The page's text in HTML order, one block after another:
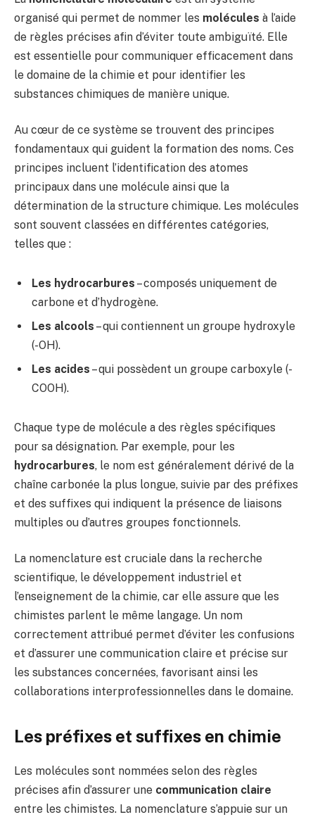
organisé qui permet de nommer les molécules à l’aide
de règles précises afin d’éviter toute ambiguïté. Elle
est essentielle pour communiquer efficacement dans
le domaine de la chimie et pour identifier les
substances chimiques de manière unique.
Au cœur de ce système se trouvent des principes
fondamentaux qui guident la formation des noms. Ces
principes incluent l’identification des atomes
principaux dans une molécule ainsi que la
détermination de la structure chimique. Les molécules
sont souvent classées en différentes catégories,
telles que :
Les hydrocarbures – composés uniquement de
carbone et d’hydrogène.
Les alcools – qui contiennent un groupe hydroxyle
(-OH).
Les acides – qui possèdent un groupe carboxyle (-
COOH).
Chaque type de molécule a des règles spécifiques
pour sa désignation. Par exemple, pour les
hydrocarbures, le nom est généralement dérivé de la
chaîne carbonée la plus longue, suivie par des préfixes
et des suffixes qui indiquent la présence de liaisons
multiples ou d’autres groupes fonctionnels.
La nomenclature est cruciale dans la recherche
scientifique, le développement industriel et
l’enseignement de la chimie, car elle assure que les
chimistes parlent le même langage. Un nom
correctement attribué permet d’éviter les confusions
et d’assurer une communication claire et précise sur
les substances concernées, favorisant ainsi les
collaborations interprofessionnelles dans le domaine.
Les préfixes et suffixes en chimie
Les molécules sont nommées selon des règles
précises afin d’assurer une communication claire
entre les chimistes. La nomenclature s’appuie sur un